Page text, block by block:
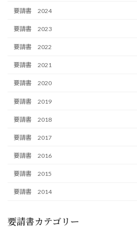
要請書 2024
要請書 2023
要請書 2022
要請書 2021
要請書 2020
要請書 2019
要請書 2018
要請書 2017
要請書 2016
要請書 2015
要請書 2014
要請書カテゴリー